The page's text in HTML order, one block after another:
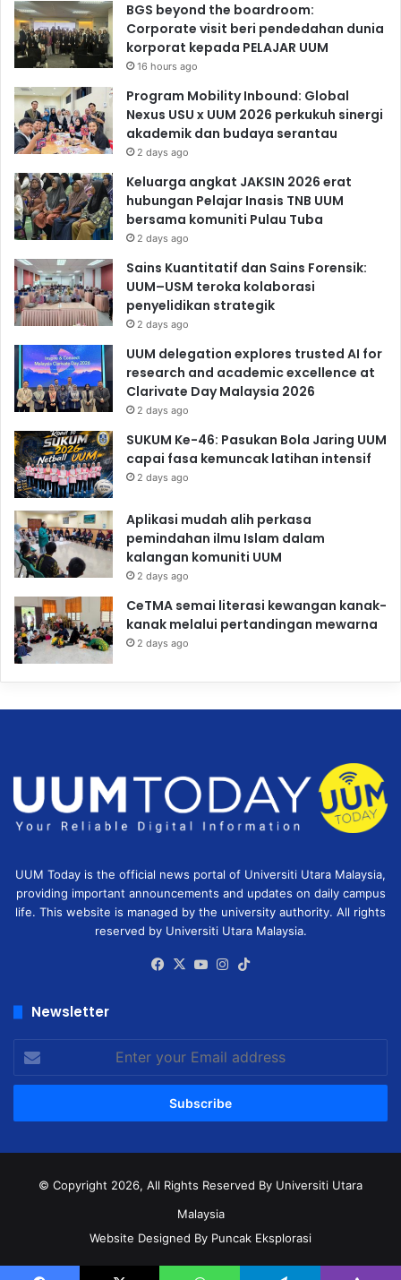
BGS beyond the boardroom:
Corporate visit beri pendedahan dunia
korporat kepada PELAJAR UUM
16 hours ago
Program Mobility Inbound: Global
Nexus USU x UUM 2026 perkukuh sinergi
akademik dan budaya serantau
2 days ago
Keluarga angkat JAKSIN 2026 erat
hubungan Pelajar Inasis TNB UUM
bersama komuniti Pulau Tuba
2 days ago
Sains Kuantitatif dan Sains Forensik:
UUM–USM teroka kolaborasi
penyelidikan strategik
2 days ago
UUM delegation explores trusted AI for
research and academic excellence at
Clarivate Day Malaysia 2026
2 days ago
SUKUM Ke-46: Pasukan Bola Jaring UUM
capai fasa kemuncak latihan intensif
2 days ago
Aplikasi mudah alih perkasa
pemindahan ilmu Islam dalam
kalangan komuniti UUM
2 days ago
CeTMA semai literasi kewangan kanak-
kanak melalui pertandingan mewarna
2 days ago
UUM Today is the official news portal of Universiti Utara Malaysia,
providing important announcements and updates on daily campus
life. This website is managed by the university authority. All rights
reserved by Universiti Utara Malaysia.
Facebook
X YouTubeInstagram
Newsletter
Enter
your
Email
© Copyright 2026, All Rights Reserved By Universiti Utara
Malaysia
Website Designed By Puncak Eksplorasi